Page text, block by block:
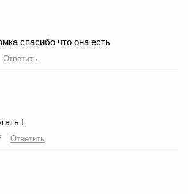
спасибо что она есть
Ответить
!
Ответить